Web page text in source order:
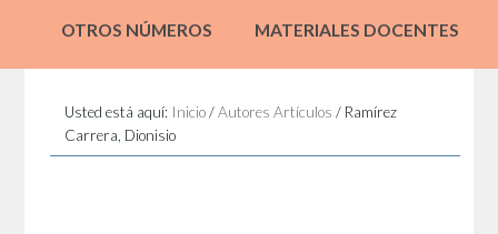
OTROS NÚMEROS MATERIALES DOCENTES
Usted está aquí: Inicio / Autores Artículos / Ramírez
Carrera, Dionisio